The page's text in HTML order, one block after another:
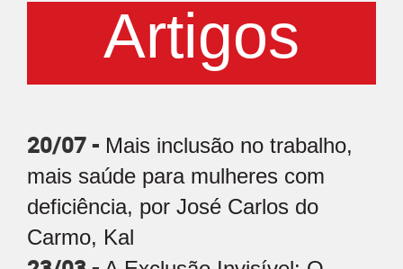
Artigos
20/07 - Mais inclusão no trabalho,
mais saúde para mulheres com
deficiência, por José Carlos do
Carmo, Kal